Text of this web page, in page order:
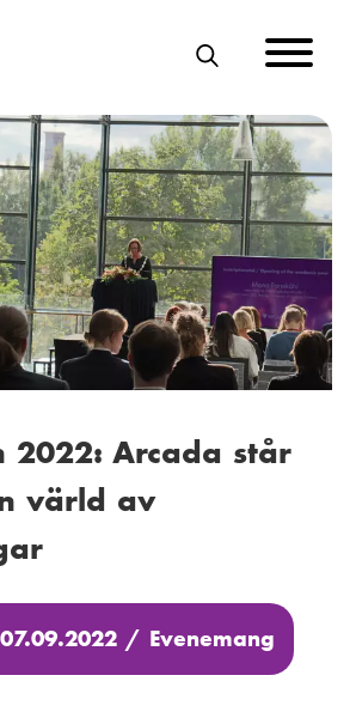
S
K
2022: Arcada står
värld av
/ Evenemang